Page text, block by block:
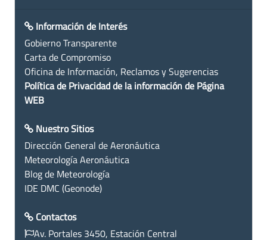
Información de Interés
Gobierno Transparente
Carta de Compromiso
Oficina de Información, Reclamos y Sugerencias
Política de Privacidad de la información de Página
WEB
Nuestro Sitios
Dirección General de Aeronáutica
Meteorología Aeronáutica
Blog de Meteorología
IDE DMC (Geonode)
Contactos
Av. Portales 3450, Estación Central